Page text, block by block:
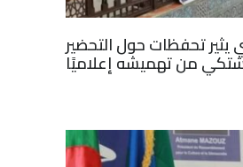
يثير تحفظات حول التحضير
من تهميشه إعلاميًا